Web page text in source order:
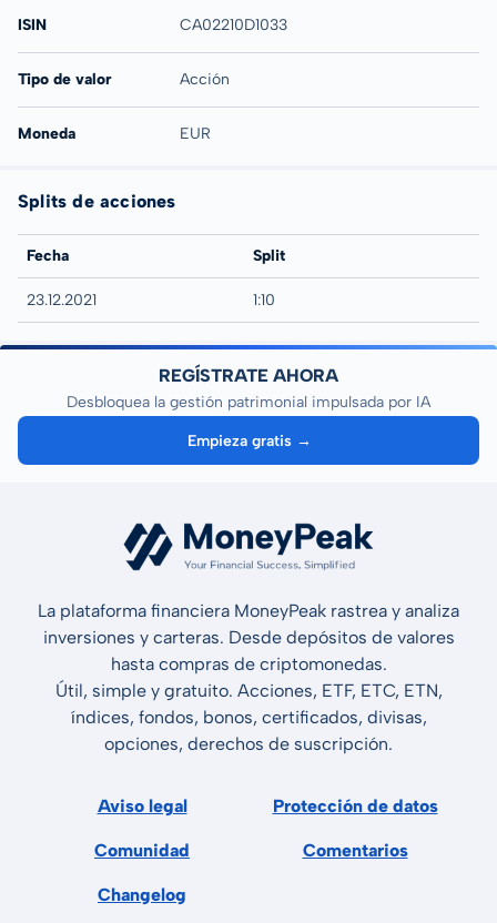
ISIN CA02210D1033
Tipo de valor Acción
Moneda EUR
Splits de acciones
Fecha Split
23.12.2021 1:10
REGÍSTRATE AHORA
Desbloquea la gestión patrimonial impulsada por IA
Empieza gratis →
La plataforma financiera MoneyPeak rastrea y analiza
inversiones y carteras. Desde depósitos de valores
hasta compras de criptomonedas.
Útil, simple y gratuito. Acciones, ETF, ETC, ETN,
índices, fondos, bonos, certificados, divisas,
opciones, derechos de suscripción.
Aviso legal Protección de datos
Comunidad Comentarios
Changelog